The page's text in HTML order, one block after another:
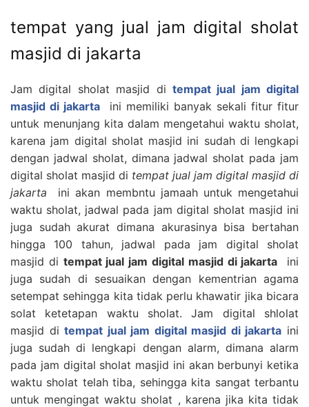
tempat yang jual jam digital sholat
masjid di jakarta
Jam digital sholat masjid di tempat jual jam digital
masjid di jakarta ini memiliki banyak sekali fitur fitur
untuk menunjang kita dalam mengetahui waktu sholat,
karena jam digital sholat masjid ini sudah di lengkapi
dengan jadwal sholat, dimana jadwal sholat pada jam
digital sholat masjid di tempat jual jam digital masjid di
jakarta ini akan membntu jamaah untuk mengetahui
waktu sholat, jadwal pada jam digital sholat masjid ini
juga sudah akurat dimana akurasinya bisa bertahan
hingga 100 tahun, jadwal pada jam digital sholat
masjid di tempat jual jam digital masjid di jakarta ini
juga sudah di sesuaikan dengan kementrian agama
setempat sehingga kita tidak perlu khawatir jika bicara
solat ketetapan waktu sholat. Jam digital shlolat
masjid ditempat jual jam digital masjid di jakarta ini
juga sudah di lengkapi dengan alarm, dimana alarm
pada jam digital sholat masjid ini akan berbunyi ketika
waktu sholat telah tiba, sehingga kita sangat terbantu
untuk mengingat waktu sholat , karena jika kita tidak